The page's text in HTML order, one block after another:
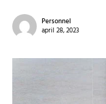
Personnel
april 28, 2023